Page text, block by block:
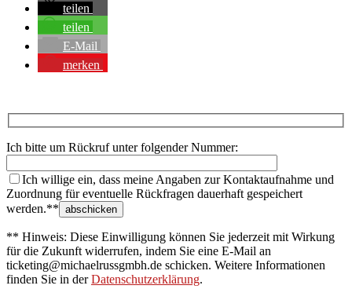
teilen
teilen
E-Mail
merken
Ich bitte um Rückruf unter folgender Nummer:
Ich willige ein, dass meine Angaben zur Kontaktaufnahme und
Zuordnung für eventuelle Rückfragen dauerhaft gespeichert
werden.**
** Hinweis: Diese Einwilligung können Sie jederzeit mit Wirkung
für die Zukunft widerrufen, indem Sie eine E-Mail an
ticketing@michaelrussgmbh.de schicken. Weitere Informationen
finden Sie in derDatenschutzerklärung.